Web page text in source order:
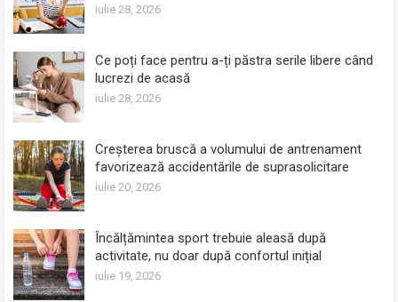
iulie 28, 2026
Ce poți face pentru a-ți păstra serile libere când
lucrezi de acasă
iulie 28, 2026
Creșterea bruscă a volumului de antrenament
favorizează accidentările de suprasolicitare
iulie 20, 2026
Încălțămintea sport trebuie aleasă după
activitate, nu doar după confortul inițial
iulie 19, 2026